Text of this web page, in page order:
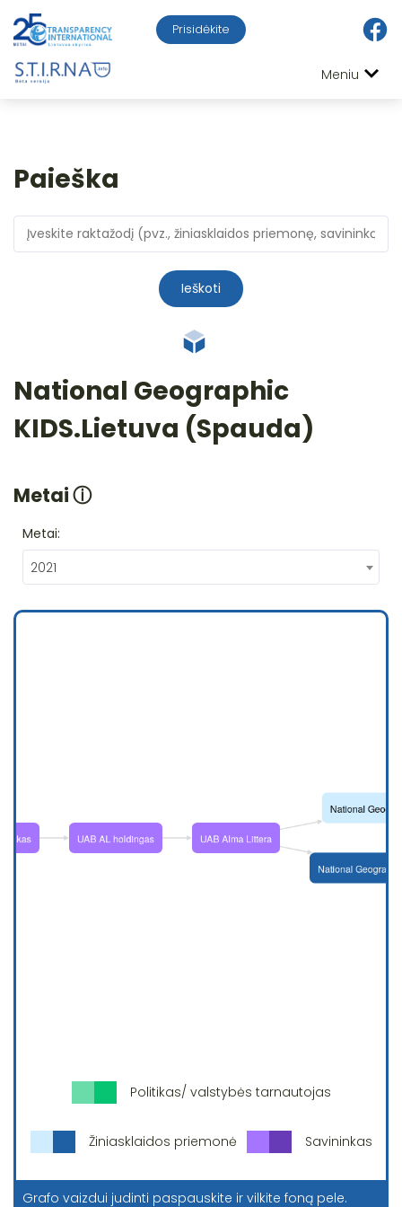
Prisidėkite
Meniu
Paieška
Ieškoti
National Geographic
KIDS.Lietuva (Spauda)
Metaiⓘ
Metai:
2021
Politikas/ valstybės tarnautojas
Žiniasklaidos priemonė Savininkas
Grafo vaizdui judinti paspauskite ir vilkite foną pele.